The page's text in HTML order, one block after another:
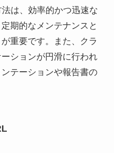
は、効率的かつ迅速な
期的なメンテナンスと
重要です。また、クラ
ションが円滑に行われ
テーションや報告書の